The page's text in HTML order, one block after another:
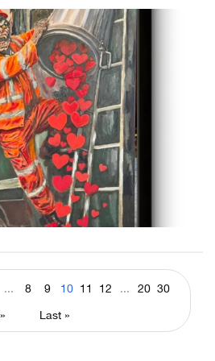
... 8 9 10 11 12 ... 20 30
» Last »